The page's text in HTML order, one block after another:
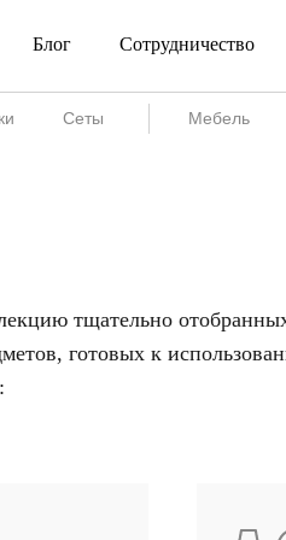
Блог Сотрудничество
Блог
Мебель
Сеты
тщательно
готовых к